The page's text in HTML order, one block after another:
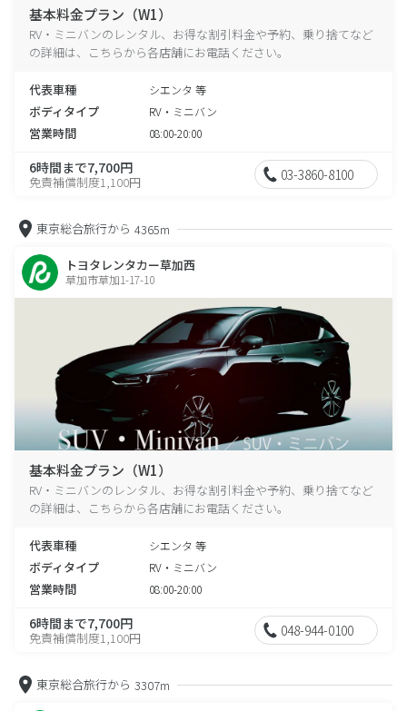
基本料金プラン（W1）
RV・ミニバンのレンタル、お得な割引料金や予約、乗り捨てなど
の詳細は、こちらから各店舗にお電話ください。
代表車種 シエンタ 等
ボディタイプ RV・ミニバン
営業時間 08:00-20:00
6時間まで7,700円
免責補償制度1,100円 03-3860-8100
東京総合旅行から 4365m
トヨタレンタカー草加西
草加市草加1-17-10
基本料金プラン（W1）
RV・ミニバンのレンタル、お得な割引料金や予約、乗り捨てなど
の詳細は、こちらから各店舗にお電話ください。
代表車種 シエンタ 等
ボディタイプ RV・ミニバン
営業時間 08:00-20:00
6時間まで7,700円
免責補償制度1,100円 048-944-0100
東京総合旅行から 3307m